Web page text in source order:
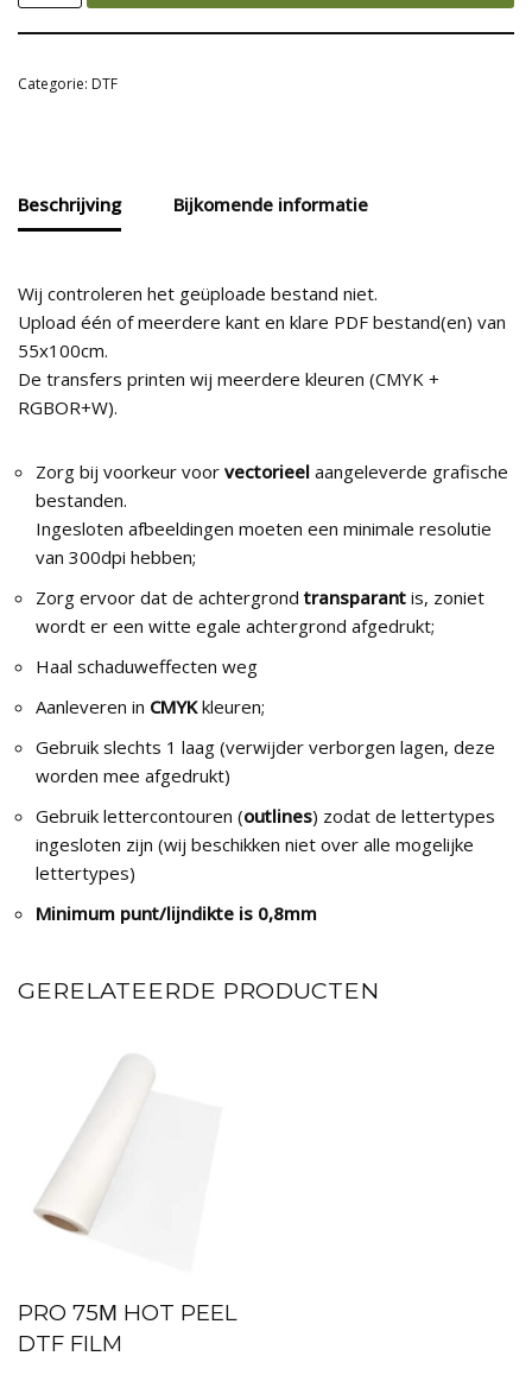
Categorie: DTF
Beschrijving Bijkomende informatie
Wij controleren het geüploade bestand niet.
Upload één of meerdere kant en klare PDF bestand(en) van
55x100cm.
De transfers printen wij meerdere kleuren (CMYK +
RGBOR+W).
Zorg bij voorkeur voor vectorieel aangeleverde grafische
bestanden.
Ingesloten afbeeldingen moeten een minimale resolutie
van 300dpi hebben;
Zorg ervoor dat de achtergrondtransparant is, zoniet
wordt er een witte egale achtergrond afgedrukt;
Haal schaduweffecten weg
Aanleveren in CMYKkleuren;
Gebruik slechts 1 laag (verwijder verborgen lagen, deze
worden mee afgedrukt)
Gebruik lettercontouren (outlines) zodat de lettertypes
ingesloten zijn (wij beschikken niet over alle mogelijke
lettertypes)
Minimum punt/lijndikte is 0,8mm
GERELATEERDE PRODUCTEN
PRO 75Μ HOT PEEL
DTF FILM